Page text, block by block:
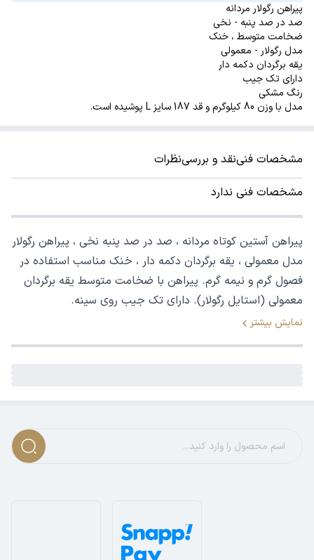
پیراهن رگولار مردانه
صد در صد پنبه - نخی
ضخامت متوسط ، خنک
مدل رگولار - معمولی
یقه برگردان دکمه دار
دارای تک جیب
رنگ مشکی
مدل با وزن 80 کیلوگرم و قد 187 سایز L پوشیده است.
مشخصات فنینقد و بررسینظرات
مشخصات فنی ندارد
پیراهن آستین کوتاه مردانه ، صد در صد پنبه نخی ، پیراهن رگولار
مدل معمولی ، یقه برگردان دکمه دار ، خنک مناسب استفاده در
فصول گرم و نیمه گرم. پیراهن با ضخامت متوسط یقه برگردان
معمولی (استایل رگولار). دارای تک جیب روی سینه.
نمایش بیشتر